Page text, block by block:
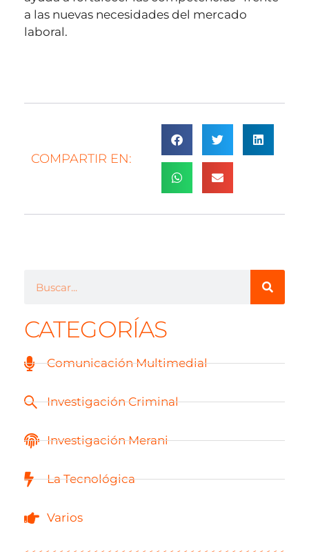
a las nuevas necesidades del mercado
laboral.
COMPARTIR EN:
CATEGORÍAS
Comunicación Multimedial
Investigación Criminal
Investigación Merani
La Tecnológica
Varios